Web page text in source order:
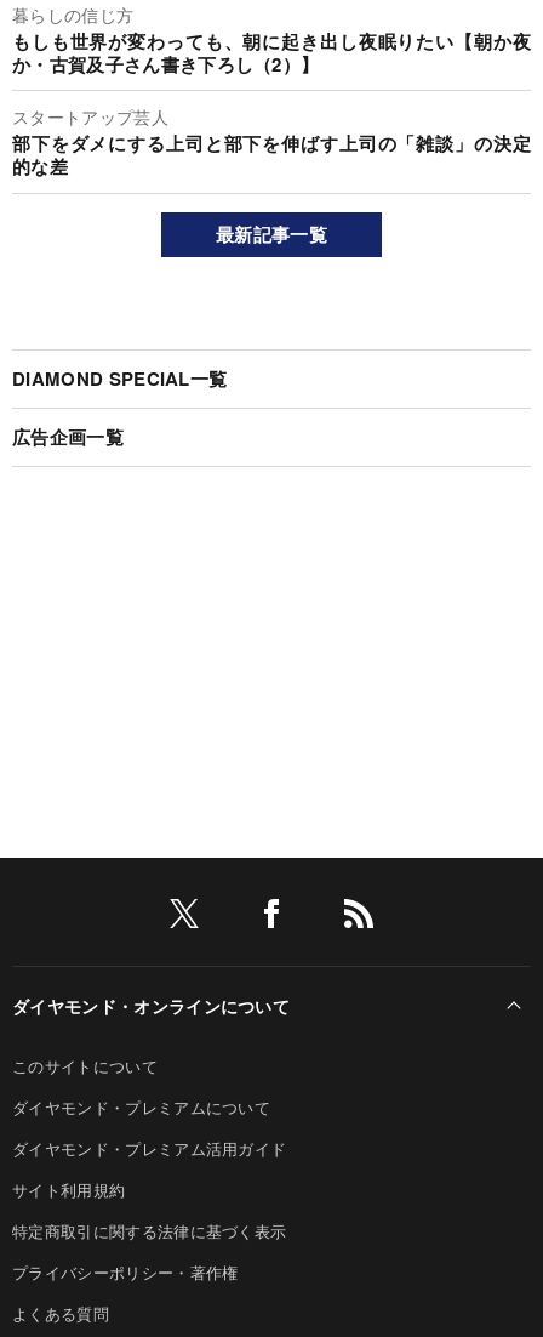
暮らしの信じ方
もしも世界が変わっても、朝に起き出し夜眠りたい【朝か夜
か・古賀及子さん書き下ろし（2）】
スタートアップ芸人
部下をダメにする上司と部下を伸ばす上司の「雑談」の決定
的な差
最新記事一覧
DIAMOND SPECIAL一覧
広告企画一覧
ダイヤモンド・オンラインについて
このサイトについて
ダイヤモンド・プレミアムについて
ダイヤモンド・プレミアム活用ガイド
サイト利用規約
特定商取引に関する法律に基づく表示
プライバシーポリシー・著作権
よくある質問